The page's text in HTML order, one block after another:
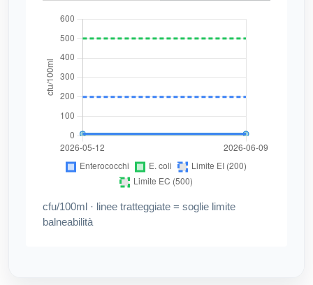
cfu/100ml · linee tratteggiate = soglie limite
balneabilità